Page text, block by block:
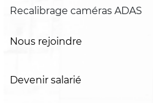
Recalibrage caméras ADAS
Nous rejoindre
Devenir salarié